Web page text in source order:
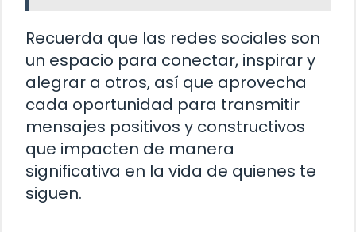
Recuerda que las redes sociales son
un espacio para conectar, inspirar y
alegrar a otros, así que aprovecha
cada oportunidad para transmitir
mensajes positivos y constructivos
que impacten de manera
significativa en la vida de quienes te
siguen.